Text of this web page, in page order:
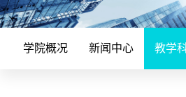
学院概况 新闻中心 教学